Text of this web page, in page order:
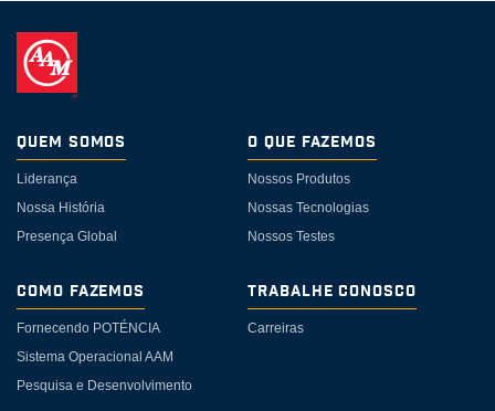
Quem somos
Liderança
Nossa História
Presença Global
O Que Fazemos
Nossos Produtos
Nossas Tecnologias
Nossos Testes
Como Fazemos
Fornecendo POTÉNCIA
Sistema Operacional AAM
Pesquisa e Desenvolvimento
Trabalhe Conosco
Carreiras